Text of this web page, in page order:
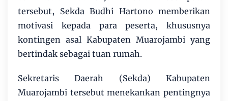
tersebut, Sekda Budhi Hartono memberikan
motivasi kepada para peserta, khususnya
kontingen asal Kabupaten Muarojambi yang
bertindak sebagai tuan rumah.
Sekretaris Daerah (Sekda) Kabupaten
Muarojambi tersebut menekankan pentingnya